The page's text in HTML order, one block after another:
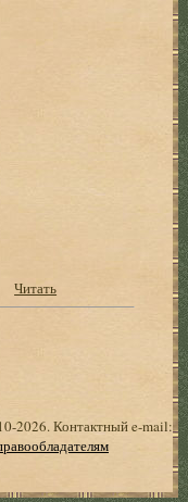
Читать
2026. Контактный e-mail: